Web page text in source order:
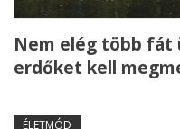
Nem elég több fát
erdőket kell
ÉLETMÓD